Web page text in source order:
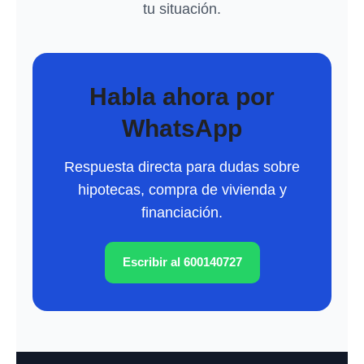
tu situación.
Habla ahora por
WhatsApp
Respuesta directa para dudas sobre
hipotecas, compra de vivienda y
financiación.
Escribir al 600140727